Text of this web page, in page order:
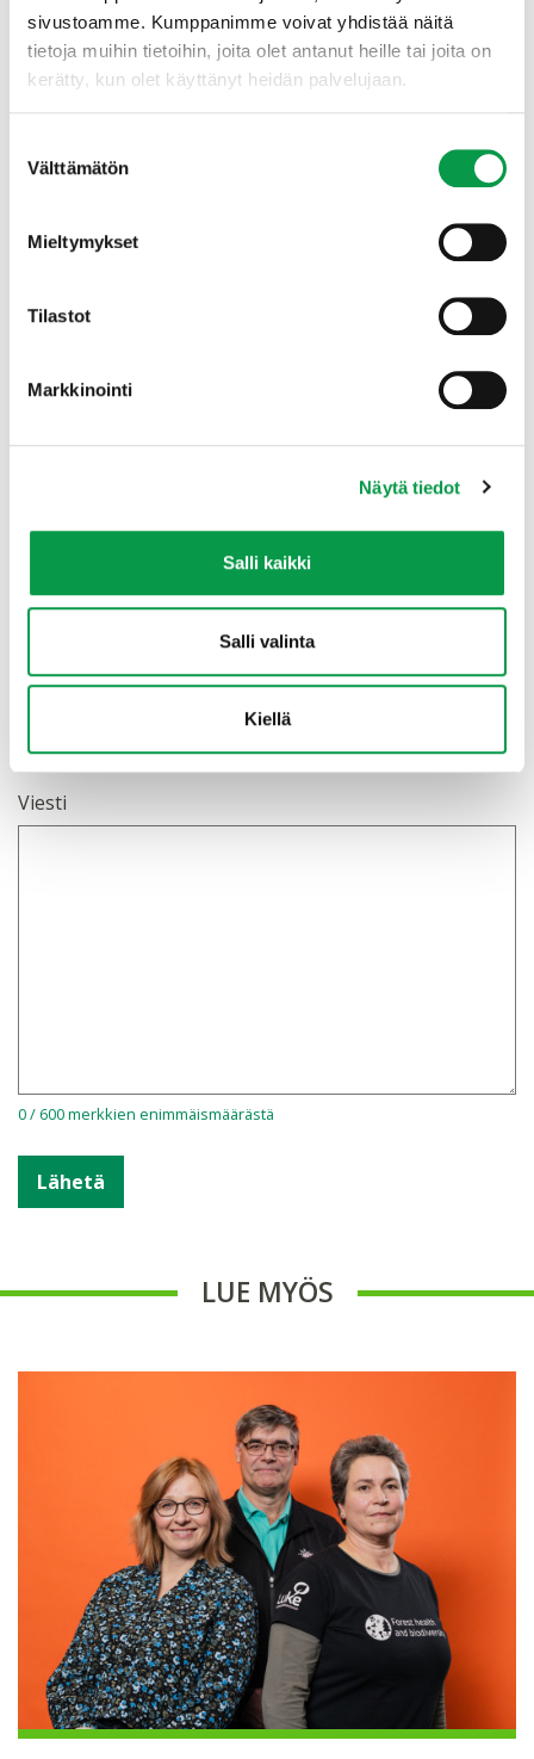
sivustoamme. Kumppanimme voivat yhdistää näitä
tietoja muihin tietoihin, joita olet antanut heille tai joita on
kerätty, kun olet käyttänyt heidän palvelujaan.
valinta
Välttämätön
Mieltymykset
Tilastot
Markkinointi
Näytä tiedot
Salli kaikki
Salli valinta
Kiellä
kärsitty laajoista, kirjanpainajan aiheuttamista
metsätuhoista. Suomessakin on uutisoitu lähivuosina
uhkaavista metsätuhoista ja keskusteltu oikeista
riskianalyysista kirjapainajatuhojen
ennakointiin? Ota yhteyttä!
Nimi(Pakollinen)
Kirjoita tähän yhteydenottosi aihe
Viesti
0 / 600 merkkien enimmäismäärästä
LUE MYÖS